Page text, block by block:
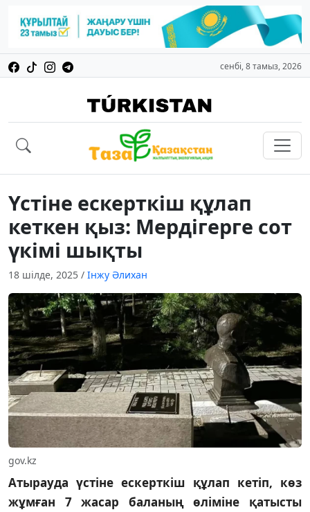
сенбі, 8 тамыз, 2026
Үстіне ескерткіш құлап
кеткен қыз: Мердігерге сот
үкімі шықты
18 шілде, 2025 / Інжу Әлихан
gov.kz
Атырауда үстіне ескерткіш құлап кетіп, көз
жұмған 7 жасар баланың өліміне қатысты